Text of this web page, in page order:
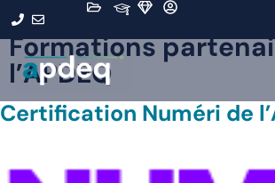
Type de programme :
Formations
l’APDEQ
Certification Numéri de